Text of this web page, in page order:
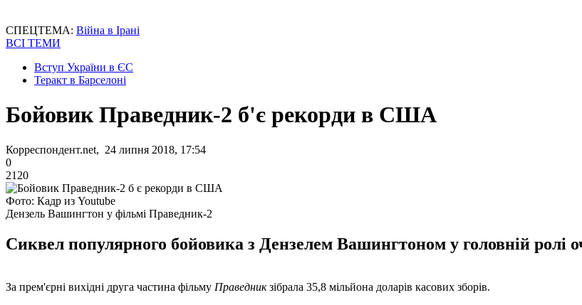
СПЕЦТЕМА: Війна в Ірані
ВСІ ТЕМИ
Вступ України в ЄС
Теракт в Барселоні
Бойовик Праведник-2 б'є рекорди в США
Корреспондент.net, 24 липня 2018, 17:54
0
2120
Фото: Кадр из Youtube
Дензель Вашингтон у фільмі Праведник-2
Сиквел популярного бойовика з Дензелем Вашингтоном у головній ролі
За прем'єрні вихідні друга частина фільму Праведникзібрала 35,8 мільйона доларів касових зборів.